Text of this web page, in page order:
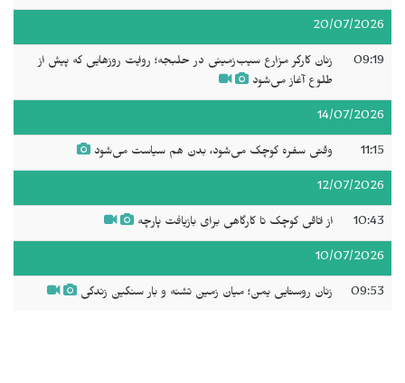
20/07/2026
09:19
زنان کارگر مزارع سیب‌زمینی در حلبجه؛ روایت روزهایی که پیش از
طلوع آغاز می‌شود
14/07/2026
11:15 وقتی سفره کوچک می‌شود، بدن هم سیاست می‌شود
12/07/2026
10:43 از اتاقی کوچک تا کارگاهی برای بازیافت پارچه
10/07/2026
09:53 زنان روستایی یمن؛ میان زمین تشنه و بار سنگین زندگی